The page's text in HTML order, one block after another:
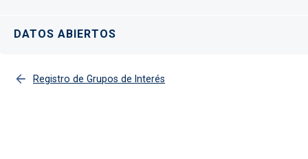
DATOS ABIERTOS
Registro de Grupos de Interés